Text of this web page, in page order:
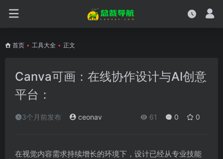
首页 • 工具大全 • 正文
Canva可画：在线协作设计与AI创意
平台：
3个月前发布 ceonav 61 0 0
在视觉内容需求持续增长的环境下，设计已经从专业技能